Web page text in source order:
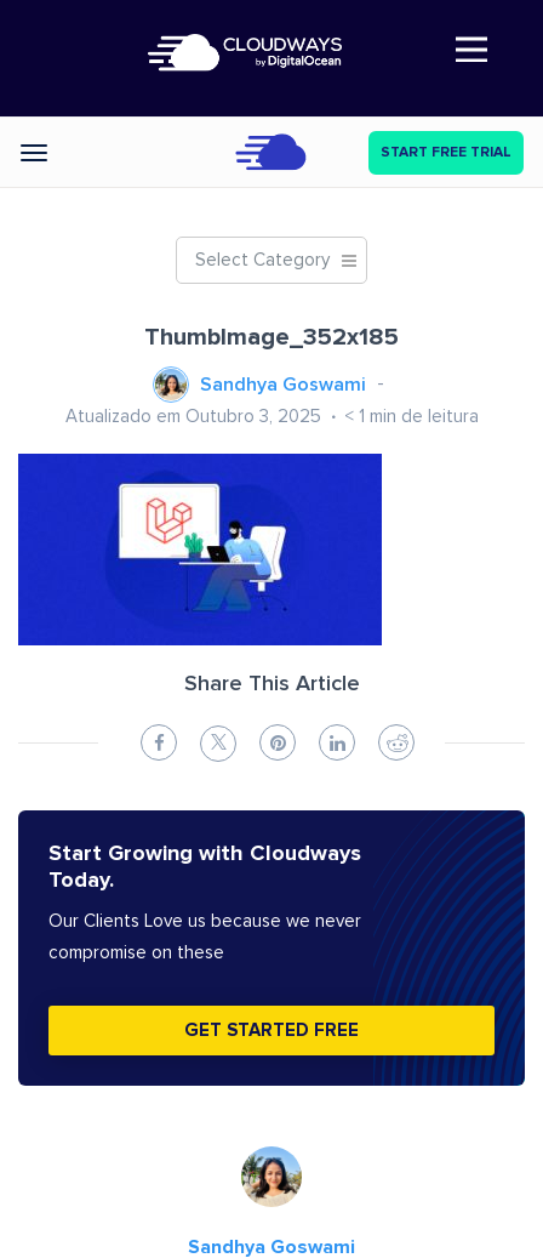
Abre a navegação
Categories START FREE TRIAL
Select Category
ThumbImage_352x185
Sandhya Goswami
Atualizado em Outubro 3, 2025 < 1 min de leitura
Share This Article
Start Growing with Cloudways
Today.
Our Clients Love us because we never
compromise on these
GET STARTED FREE
Sandhya Goswami